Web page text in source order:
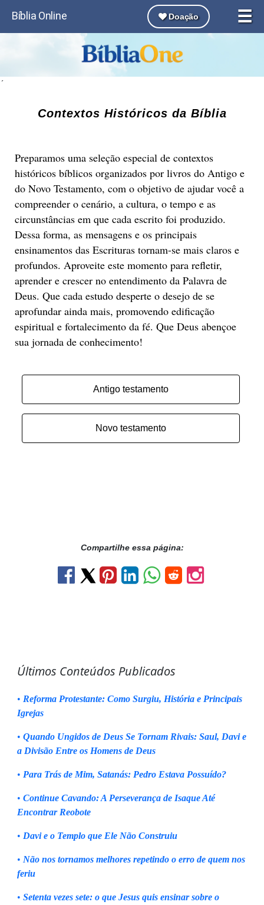
☰
Bíblia Online Doação
´
Contextos Históricos da Bíblia
Preparamos uma seleção especial de contextos
históricos bíblicos organizados por livros do Antigo e
do Novo Testamento, com o objetivo de ajudar você a
compreender o cenário, a cultura, o tempo e as
circunstâncias em que cada escrito foi produzido.
Dessa forma, as mensagens e os principais
ensinamentos das Escrituras tornam-se mais claros e
profundos. Aproveite este momento para refletir,
aprender e crescer no entendimento da Palavra de
Deus. Que cada estudo desperte o desejo de se
aprofundar ainda mais, promovendo edificação
espiritual e fortalecimento da fé. Que Deus abençoe
sua jornada de conhecimento!
Antigo testamento
Novo testamento
Compartilhe essa página:
Últimos Conteúdos Publicados
• Reforma Protestante: Como Surgiu, História e Principais
Igrejas
• Quando Ungidos de Deus Se Tornam Rivais: Saul, Davi e
a Divisão Entre os Homens de Deus
• Para Trás de Mim, Satanás: Pedro Estava Possuído?
• Continue Cavando: A Perseverança de Isaque Até
Encontrar Reobote
• Davi e o Templo que Ele Não Construiu
• Não nos tornamos melhores repetindo o erro de quem nos
feriu
• Setenta vezes sete: o que Jesus quis ensinar sobre o